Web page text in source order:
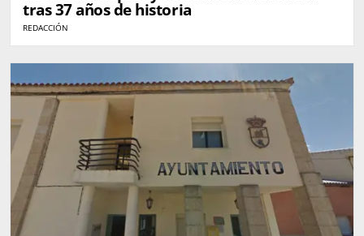
tras 37 años de historia
REDACCIÓN